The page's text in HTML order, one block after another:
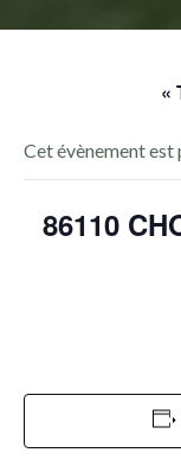
«
Cet évènement est
86110